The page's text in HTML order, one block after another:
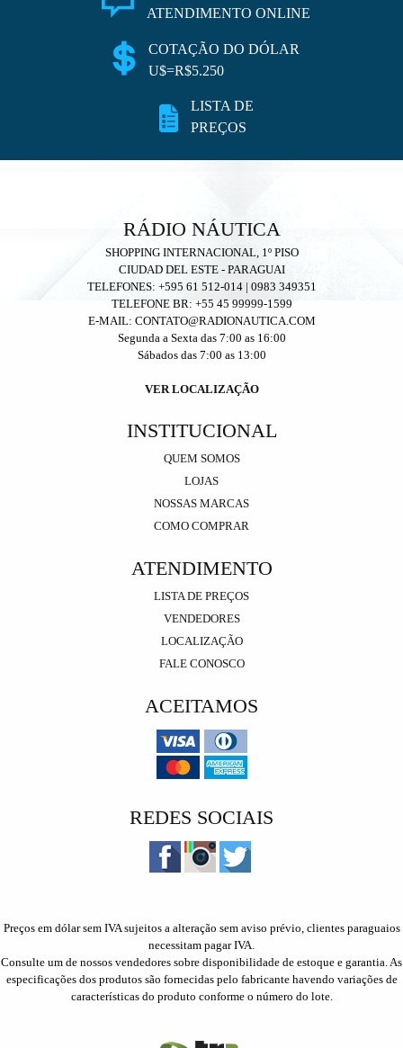
ATENDIMENTO ONLINE
COTAÇÃO DO DÓLAR
U$=R$5.250
LISTA DE
PREÇOS
RÁDIO NÁUTICA
SHOPPING INTERNACIONAL, 1º PISO
CIUDAD DEL ESTE - PARAGUAI
TELEFONES: +595 61 512-014 | 0983 349351
TELEFONE BR: +55 45 99999-1599
E-MAIL: CONTATO@RADIONAUTICA.COM
Segunda a Sexta das 7:00 as 16:00
Sábados das 7:00 as 13:00
VER LOCALIZAÇÃO
INSTITUCIONAL
QUEM SOMOS
LOJAS
NOSSAS MARCAS
COMO COMPRAR
ATENDIMENTO
LISTA DE PREÇOS
VENDEDORES
LOCALIZAÇÃO
FALE CONOSCO
ACEITAMOS
REDES SOCIAIS
Preços em dólar sem IVA sujeitos a alteração sem aviso prévio, clientes paraguaios
necessitam pagar IVA.
Consulte um de nossos vendedores sobre disponibilidade de estoque e garantia. As
especificações dos produtos são fornecidas pelo fabricante havendo variações de
características do produto conforme o número do lote.